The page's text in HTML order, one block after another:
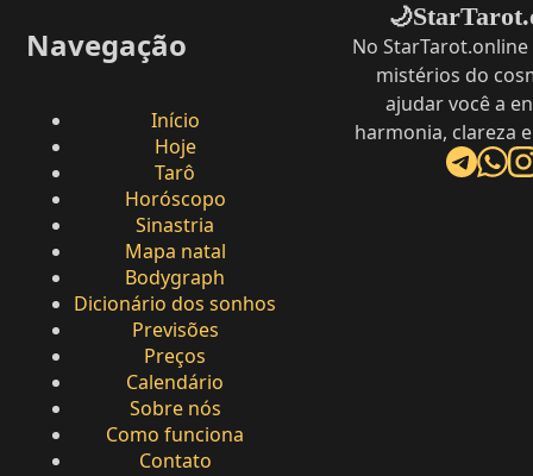
Navegação
Início
Hoje
Tarô
Horóscopo
Sinastria
Mapa natal
Bodygraph
Dicionário dos sonhos
Previsões
Preços
Calendário
Sobre nós
Como funciona
Contato
🌙
No
mistérios do
ajudar você a
harmonia, clareza